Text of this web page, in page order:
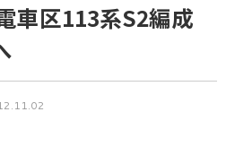
車区113系S2編成